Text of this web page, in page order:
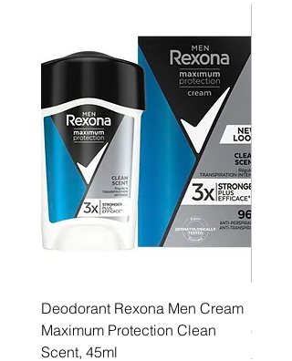
Deodorant Rexona Men Cream
Maximum Protection Clean
Scent, 45ml
Price
5,55 €